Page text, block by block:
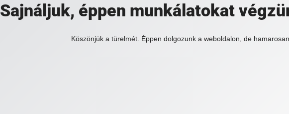
Sajnáljuk, éppen munkálatokat
Köszönjük a türelmét. Éppen dolgozunk a weboldalon, de